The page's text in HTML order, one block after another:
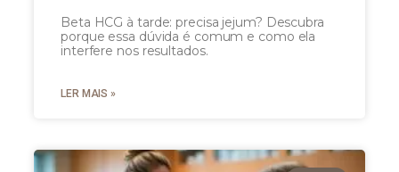
Beta HCG à tarde: precisa jejum? Descubra
porque essa dúvida é comum e como ela
interfere nos resultados.
LER MAIS »